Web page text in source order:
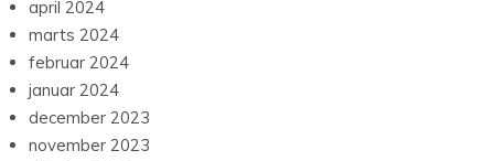
april 2024
marts 2024
februar 2024
januar 2024
december 2023
november 2023